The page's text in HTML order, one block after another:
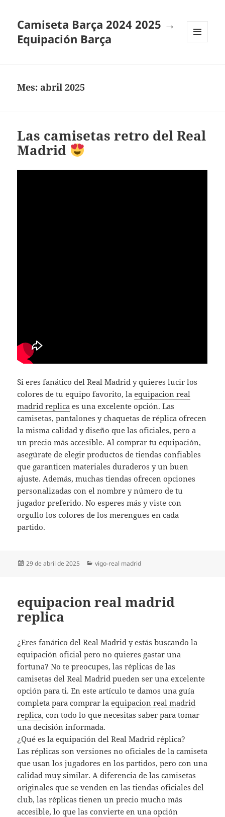
Camiseta Barça 2024 2025 →
Equipación Barça
Mes: abril 2025
Las camisetas retro del Real
Madrid
Si eres fanático del Real Madrid y quieres lucir los
colores de tu equipo favorito, laequipacion real
madrid replica es una excelente opción. Las
camisetas, pantalones y chaquetas de réplica ofrecen
la misma calidad y diseño que las oficiales, pero a
un precio más accesible. Al comprar tu equipación,
asegúrate de elegir productos de tiendas confiables
que garanticen materiales duraderos y un buen
ajuste. Además, muchas tiendas ofrecen opciones
personalizadas con el nombre y número de tu
jugador preferido. No esperes más y viste con
orgullo los colores de los merengues en cada
partido.
Publicado
29 de abril de 2025 Categorías
vigo-real madrid
equipacion real madrid
replica
¿Eres fanático del Real Madrid y estás buscando la
equipación oficial pero no quieres gastar una
fortuna? No te preocupes, las réplicas de las
camisetas del Real Madrid pueden ser una excelente
opción para ti. En este artículo te damos una guía
completa para comprar laequipacion real madrid
replica, con todo lo que necesitas saber para tomar
una decisión informada.
¿Qué es la equipación del Real Madrid réplica?
Las réplicas son versiones no oficiales de la camiseta
que usan los jugadores en los partidos, pero con una
calidad muy similar. A diferencia de las camisetas
originales que se venden en las tiendas oficiales del
club, las réplicas tienen un precio mucho más
accesible, lo que las convierte en una opción